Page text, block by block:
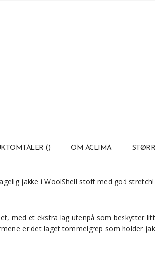
() OM ACLIMA
jakke i WoolShell stoff med god stretch!
med et ekstra lag utenpå som beskytter
er det laget tommelgrep som holder